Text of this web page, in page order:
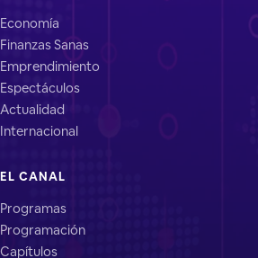
Economía
Finanzas Sanas
Emprendimiento
Espectáculos
Actualidad
Internacional
EL CANAL
Programas
Programación
Capítulos